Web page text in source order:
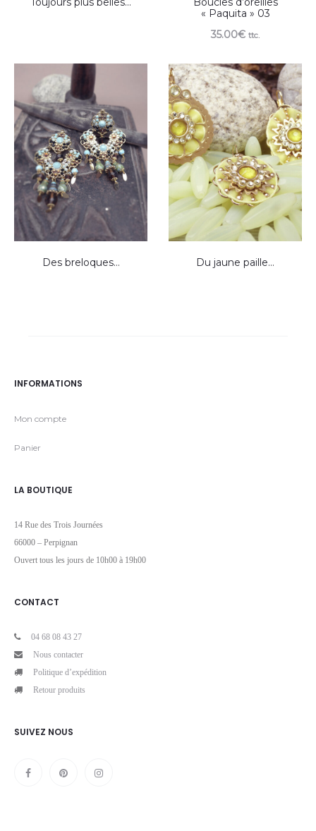
« Paquita » 03
35.00€ ttc.
Des breloques… Du jaune paille…
INFORMATIONS
Mon compte
Panier
LA BOUTIQUE
14 Rue des Trois Journées
66000 – Perpignan
Ouvert tous les jours de 10h00 à 19h00
CONTACT
04 68 08 43 27
Nous contacter
Politique d’expédition
Retour produits
SUIVEZ NOUS